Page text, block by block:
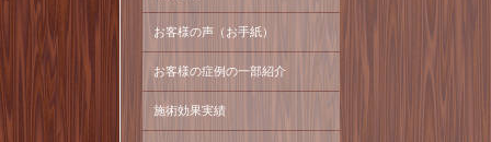
お客様の声（お手紙）
お客様の症例の一部紹介
施術効果実績